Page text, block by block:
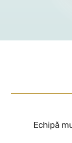
Echipă